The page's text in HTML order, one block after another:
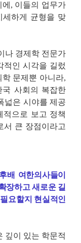
, 이들의 업무가
세하게 균형을 맞
나 경제학 전문가
적인 시각을 길렀
문제뿐 아니라,
국 사회의 복잡한
넓은 시야를 제공
적으로 보고 정책
서 큰 장점이라고
배 여한의사들이
장하고 새로운 길
요할지 현실적인
깊이 있는 학문적